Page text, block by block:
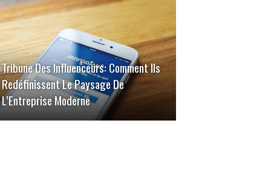
Tribune Des Influenceurs: Comment Ils
Redéfinissent Le Paysage De
L’Entreprise Moderne